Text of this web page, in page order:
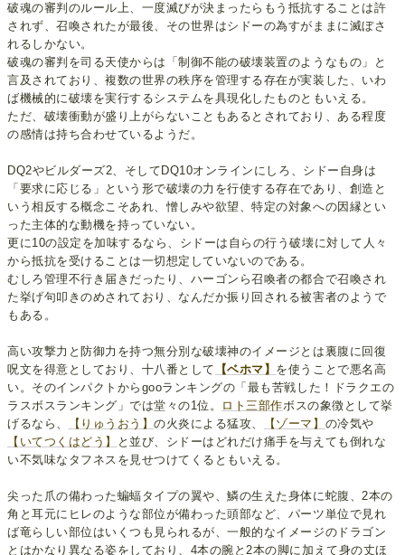
破魂の審判のルール上、一度滅びが決まったらもう抵抗することは許
されず、召喚されたが最後、その世界はシドーの為すがままに滅ぼさ
れるしかない。
破魂の審判を司る天使からは「制御不能の破壊装置のようなもの」と
言及されており、複数の世界の秩序を管理する存在が実装した、いわ
ば機械的に破壊を実行するシステムを具現化したものともいえる。
ただ、破壊衝動が盛り上がらないこともあるとされており、ある程度
の感情は持ち合わせているようだ。
DQ2やビルダーズ2、そしてDQ10オンラインにしろ、シドー自身は
「要求に応じる」という形で破壊の力を行使する存在であり、創造と
いう相反する概念こそあれ、憎しみや欲望、特定の対象への因縁とい
った主体的な動機を持っていない。
更に10の設定を加味するなら、シドーは自らの行う破壊に対して人々
から抵抗を受けることは一切想定していないのである。
むしろ管理不行き届きだったり、ハーゴンら召喚者の都合で召喚され
た挙げ句叩きのめされており、なんだか振り回される被害者のようで
もある。
高い攻撃力と防御力を持つ無分別な破壊神のイメージとは裏腹に回復
呪文を得意としており、十八番として
【ベホマ】 を使うことで悪名高
い。そのインパクトからgooランキングの「最も苦戦した！ドラクエの
ラスボスランキング」では堂々の1位。
ロト三部作ボスの象徴として挙
げるなら、
【りゅうおう】の火炎による猛攻、 【ゾーマ】 の冷気や
【いてつくはどう】
と並び、シドーはどれだけ痛手を与えても倒れな
い不気味なタフネスを見せつけてくるともいえる。
尖った爪の備わった蝙蝠タイプの翼や、鱗の生えた身体に蛇腹、2本の
角と耳元にヒレのような部位が備わった頭部など、パーツ単位で見れ
ば竜らしい部位はいくつも見られるが、一般的なイメージのドラゴン
とはかなり異なる姿をしており、4本の腕と2本の脚に加えて身の丈ほ